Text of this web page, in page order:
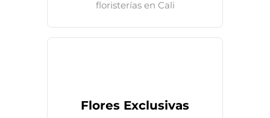
floristerías en Cali
Flores Exclusivas